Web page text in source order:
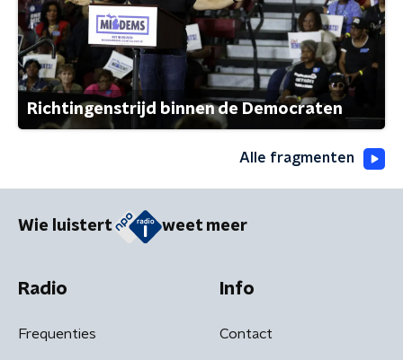
Richtingenstrijd binnen de Democraten
Alle fragmenten
Wie luistert weet meer
Radio
Frequenties
Info
Contact